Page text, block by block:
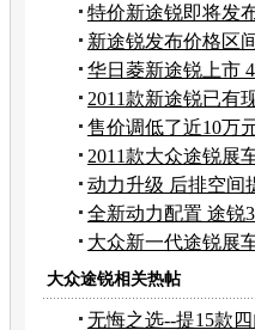
万起售
特价新途锐即将发
包
新途锐发布价格区
元
华日菱新途锐上市
订
2011款新途锐已有
千元
售价调低了近10万
舒适
2011款大众途锐展
预订
动力升级 后排空间
锐
全新动力配置 途锐
大众新一代途锐展
定
大众途锐相关热帖
无悔之选--提15款四